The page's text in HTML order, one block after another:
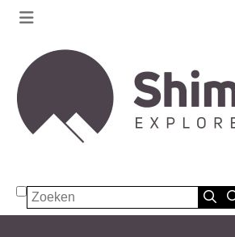
Zoeken